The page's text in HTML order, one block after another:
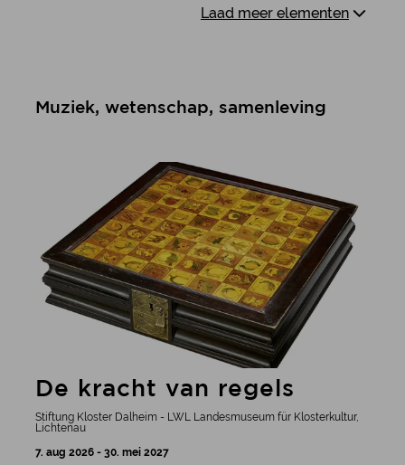
muurschilderingencyclus "Ages of Life" van Johan
Laad meer elementen
Muziek, wetenschap, samenleving
De kracht van regels
Stiftung Kloster Dalheim - LWL Landesmuseum für Klosterkultur,
Lichtenau
7. aug 2026 - 30. mei 2027